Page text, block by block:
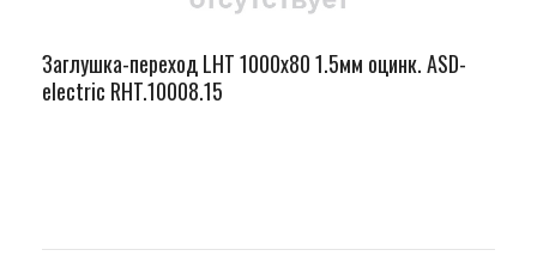
Заглушка-переход LHT 1000х80 1.5мм оцинк. ASD-
electric RHT.10008.15